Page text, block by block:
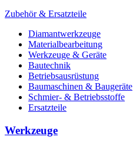
Zubehör & Ersatzteile
Diamantwerkzeuge
Materialbearbeitung
Werkzeuge & Geräte
Bautechnik
Betriebsausrüstung
Baumaschinen & Baugeräte
Schmier- & Betriebsstoffe
Ersatzteile
Werkzeuge